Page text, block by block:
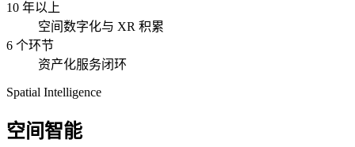
10 年以上
空间数字化与 XR 积累
6 个环节
资产化服务闭环
Spatial Intelligence
空间智能